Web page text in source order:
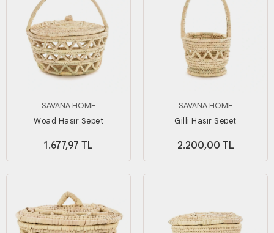
SAVANA HOME
Woad Hasır Sepet
1.677,97 TL
SAVANA HOME
Gilli Hasır Sepet
2.200,00 TL